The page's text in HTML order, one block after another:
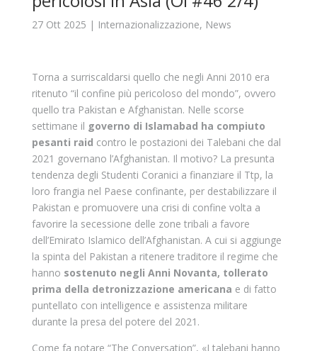
27 Ott 2025 | Internazionalizzazione, News
Torna a surriscaldarsi quello che negli Anni 2010 era
ritenuto “il confine più pericoloso del mondo”, ovvero
quello tra Pakistan e Afghanistan. Nelle scorse
settimane il governo di Islamabad ha compiuto
pesanti raid contro le postazioni dei Talebani che dal
2021 governano l’Afghanistan. Il motivo? La presunta
tendenza degli Studenti Coranici a finanziare il Ttp, la
loro frangia nel Paese confinante, per destabilizzare il
Pakistan e promuovere una crisi di confine volta a
favorire la secessione delle zone tribali a favore
dell’Emirato Islamico dell’Afghanistan. A cui si aggiunge
la spinta del Pakistan a ritenere traditore il regime che
hanno sostenuto negli Anni Novanta, tollerato
prima della detronizzazione americana e di fatto
puntellato con intelligence e assistenza militare
durante la presa del potere del 2021.
Come fa notare “The Conversation”, «I talebani hanno